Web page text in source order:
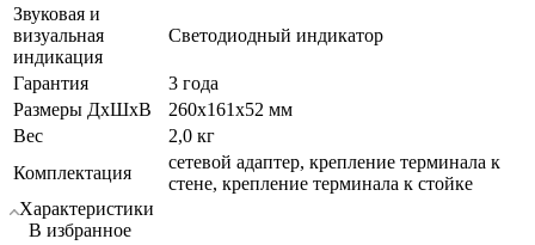
Звуковая и
визуальная
индикация
Светодиодный индикатор
Гарантия
3 года
Размеры ДхШхВ
260х161х52 мм
Вес
2,0 кг
Комплектация
сетевой адаптер, крепление терминала к
стене, крепление терминала к стойке
Характеристики
В избранное